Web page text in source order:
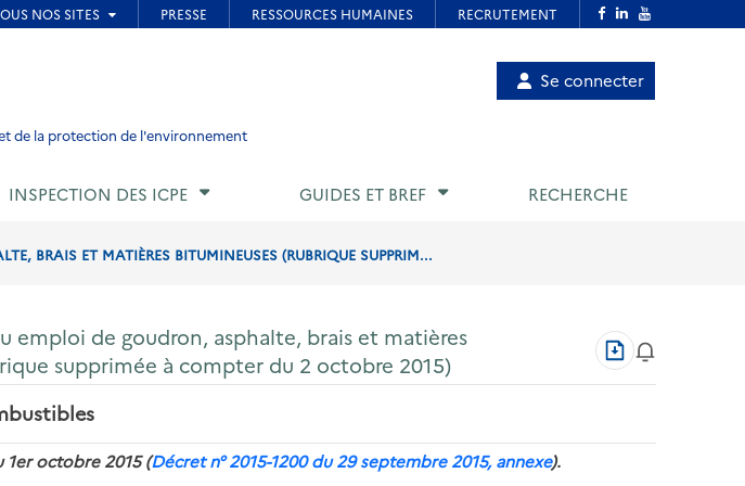
de la protection de l'environnement
Menu
utilisateur
Se connecter
INSPECTION DES ICPE GUIDES ET BREF RECHERCHE
BRAIS ET MATIÈRES BITUMINEUSES (RUBRIQUE SUPPRIM...
emploi de goudron, asphalte, brais et matières
supprimée à compter du 2 octobre 2015)
Télécharger
au
format
1er octobre 2015 (Décret n° 2015-1200 du 29 septembre 2015, annexe).